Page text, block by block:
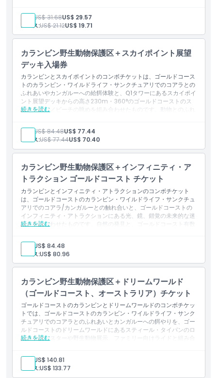
対象外
営業時間
注意事項
場所
含まれるもの
アストラ・ルミナ・ゴールドコーストでの夜の散策入場
没入型の光と音の体験
大人: US$ 31.68US$ 29.57
ユース:US$ 21.12US$ 19.71
カランビン野生動物保護区＋スカイポイント展望
デッキ入場券
カランビンとスカイポイントのコンボチケットは、ゴールドコース
トのカランビン・ワイルドライフ・サンクチュアリでのコアラとの
ふれあいやカンガルーへの給餌体験と、Q1タワーにあるスカイポイ
ント展望デッキからの高さ230m・360°のゴールドコーストのス
カイライン／ビーチの眺めを組み合わせたものです。動物とのふれ
続きを読む
含まれるもの
ゴールドコーストのカランビン・ワイルドライフ・サンクチュ
アリ入場
ゴールドコーストのスカイポイント展望デッキ入場
大人: US$ 84.48US$ 77.44
ユース:US$ 77.44US$ 70.40
カランビン野生動物保護区＋インフィニティ・ア
トラクション ゴールドコースト チケット
カランビンとインフィニティ・アトラクションのコンボチケット
は、ゴールドコーストのカランビン・ワイルドライフ・サンクチュ
アリでのコアラ/カンガルーとの触れ合いと、ゴールドコーストの
インフィニティ・アトラクションにある光、鏡、錯覚の未来的な迷
路を組み合わせたものです。自然の発見と、ゴールドコースト有数
ぶる楽しさを同時に体験できます。
続きを読む
含まれるもの
ゴールドコーストのカランビン・ワイルドライフ・サンクチュ
アリ入場（動物との触れ合い付き）
路入場
動物体験と未来的な体験
大人: US$ 84.48
ユース:US$ 80.96
カランビン野生動物保護区＋ドリームワールド
（ゴールドコースト、オーストラリア）チケット
ゴールドコーストのカランビンとドリームワールドのコンボチケッ
トでは、ゴールドコーストのカランビン・ワイルドライフ・サンク
チュアリでのコアラとのふれあいとカンガルーへの餌やりを、ゴー
ルドコーストのドリームワールドにあるスティール・タイパンのロ
ーラーコースターや野生動物展示、ファミリー向けライドと組み合
パークで、動物とのふれあいとスリル満点の体験が楽しめます。
続きを読む
含まれるもの
ゴールドコーストのカランビン・ワイルドライフ・サンクチュ
大人: US$ 140.81
ユース:US$ 133.77